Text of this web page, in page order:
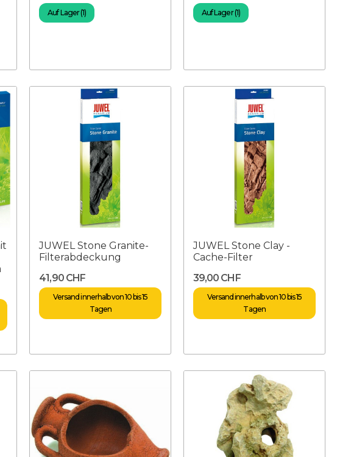
Auf Lager (1) Auf Lager (1)
JUWEL Stone Granite-
Filterabdeckung
41,90 CHF
Versand innerhalb von 10 bis 15
Tagen
JUWEL Stone Clay -
Cache-Filter
39,00 CHF
Versand innerhalb von 10 bis 15
Tagen